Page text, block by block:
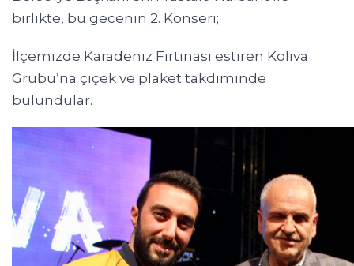
birlikte, bu gecenin 2. Konseri;
İlçemizde Karadeniz Fırtınası estiren Koliva
Grubu’na çiçek ve plaket takdiminde
bulundular.